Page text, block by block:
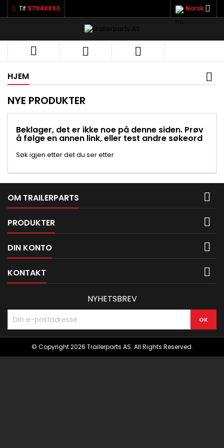
Tlf 97948890 Norsk 
  
HJEM
NYE PRODUKTER
Beklager, det er ikke noe på denne siden. Prøv
å følge en annen link, eller test andre søkeord
Søk igjen etter det du ser etter
OM TRAILERPARTS 
PRODUKTER 
DIN KONTO 
KONTAKT 
NYHETSBREV
© Copyright 2026 Trailerparts AS. All Rights Reserved.